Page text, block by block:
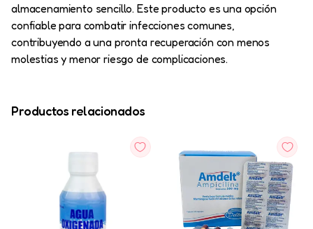
almacenamiento sencillo. Este producto es una opción
confiable para combatir infecciones comunes,
contribuyendo a una pronta recuperación con menos
molestias y menor riesgo de complicaciones.
Productos relacionados